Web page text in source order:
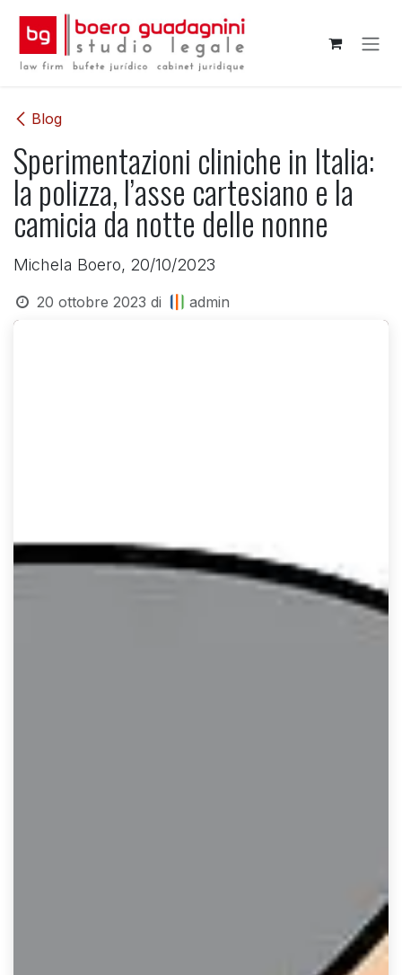
Passa al contenuto
Blog
Sperimentazioni cliniche in Italia:
la polizza, l’asse cartesiano e la
camicia da notte delle nonne
Michela Boero, 20/10/2023
20 ottobre 2023 di admin